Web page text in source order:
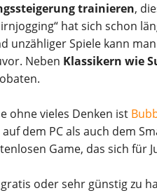
trainieren,
hat sich schon
unzähliger Spiele kann
Neben Klassikern wie
ohne vieles Denken ist
dem PC als auch dem
Game, das sich für
oder sehr günstig zu